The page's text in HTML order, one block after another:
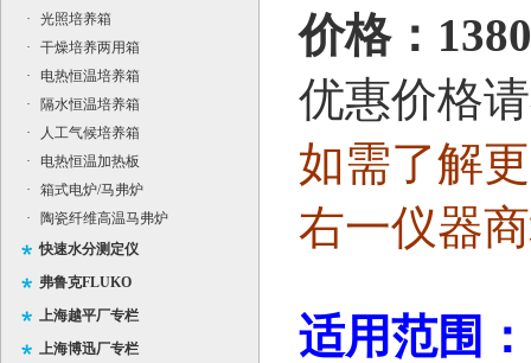
·
光照培养箱
·
干燥培养两用箱
·
电热恒温培养箱
·
隔水恒温培养箱
·
人工气候培养箱
·
电热恒温加热板
·
箱式电炉/马弗炉
·
陶瓷纤维高温马弗炉
快速水分测定仪
弗鲁克FLUKO
上海越平厂专栏
上海博迅厂专栏
价格：
优惠价格
如需了解
右一仪器
适用范围：